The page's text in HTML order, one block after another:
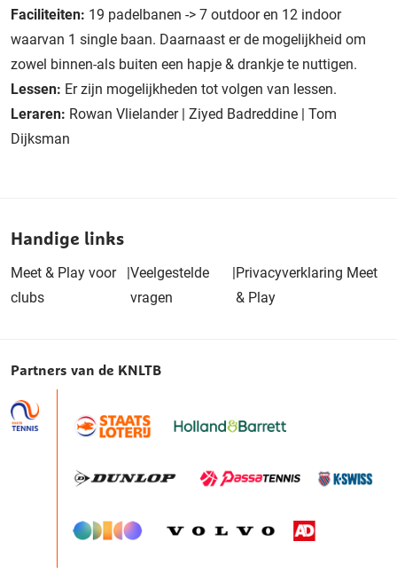
Faciliteiten: 19 padelbanen -> 7 outdoor en 12 indoor
waarvan 1 single baan. Daarnaast er de mogelijkheid om
zowel binnen-als buiten een hapje & drankje te nuttigen.
Lessen: Er zijn mogelijkheden tot volgen van lessen.
Leraren: Rowan Vlielander | Ziyed Badreddine | Tom
Dijksman
Handige links
Meet & Play voor
clubs
|Veelgestelde
vragen
|Privacyverklaring Meet
& Play
Partners van de KNLTB